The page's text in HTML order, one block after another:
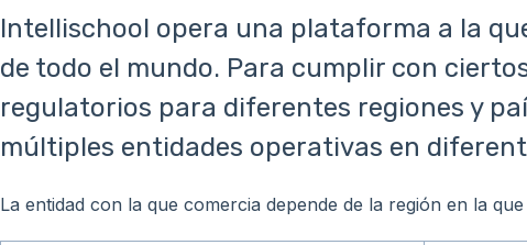
Intellischool opera una plataforma a la
de todo el mundo. Para cumplir con
regulatorios para diferentes regiones y
múltiples entidades operativas en
La entidad con la que comercia depende de la región en la